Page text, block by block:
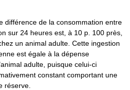
différence de la consommation entre
sur 24 heures est, à 10 p. 100 près,
un animal adulte. Cette ingestion
est égale à la dépense
adulte, puisque celui-ci
constant comportant une
réserve.